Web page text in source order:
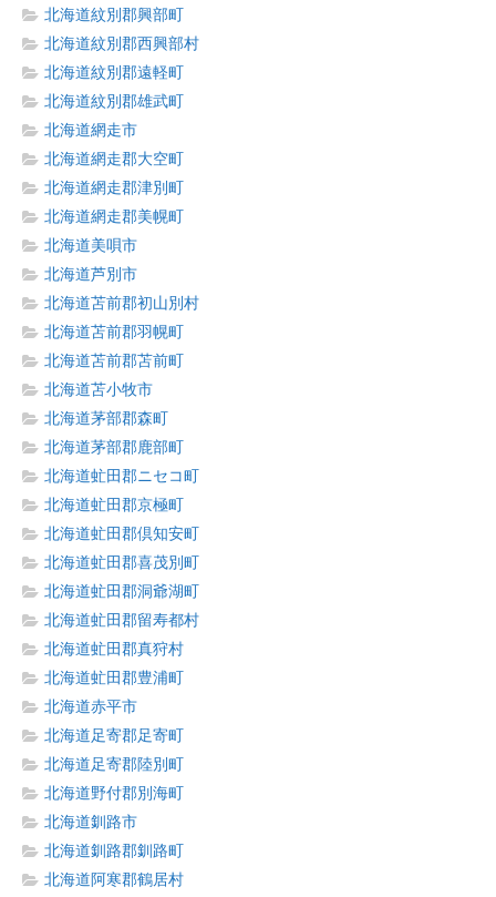
北海道紋別郡興部町
北海道紋別郡西興部村
北海道紋別郡遠軽町
北海道紋別郡雄武町
北海道網走市
北海道網走郡大空町
北海道網走郡津別町
北海道網走郡美幌町
北海道美唄市
北海道芦別市
北海道苫前郡初山別村
北海道苫前郡羽幌町
北海道苫前郡苫前町
北海道苫小牧市
北海道茅部郡森町
北海道茅部郡鹿部町
北海道虻田郡ニセコ町
北海道虻田郡京極町
北海道虻田郡倶知安町
北海道虻田郡喜茂別町
北海道虻田郡洞爺湖町
北海道虻田郡留寿都村
北海道虻田郡真狩村
北海道虻田郡豊浦町
北海道赤平市
北海道足寄郡足寄町
北海道足寄郡陸別町
北海道野付郡別海町
北海道釧路市
北海道釧路郡釧路町
北海道阿寒郡鶴居村